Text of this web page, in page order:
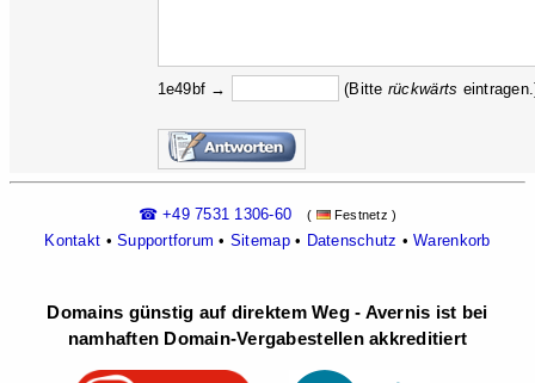
1e49bf → (Bitte rückwärts
☎ +49 7531 1306-60 ( Festnetz )
Kontakt •Supportforum • Sitemap• Datenschutz •Warenkorb
Domains günstig auf direktem Weg - Avernis ist bei
namhaften Domain-Vergabestellen akkreditiert